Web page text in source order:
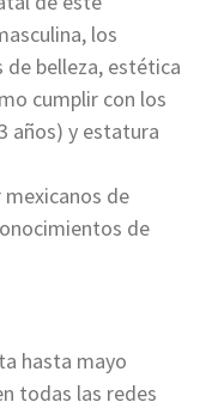
los
belleza, estética
cumplir con los
años) y estatura
de
de
hasta mayo
todas las redes